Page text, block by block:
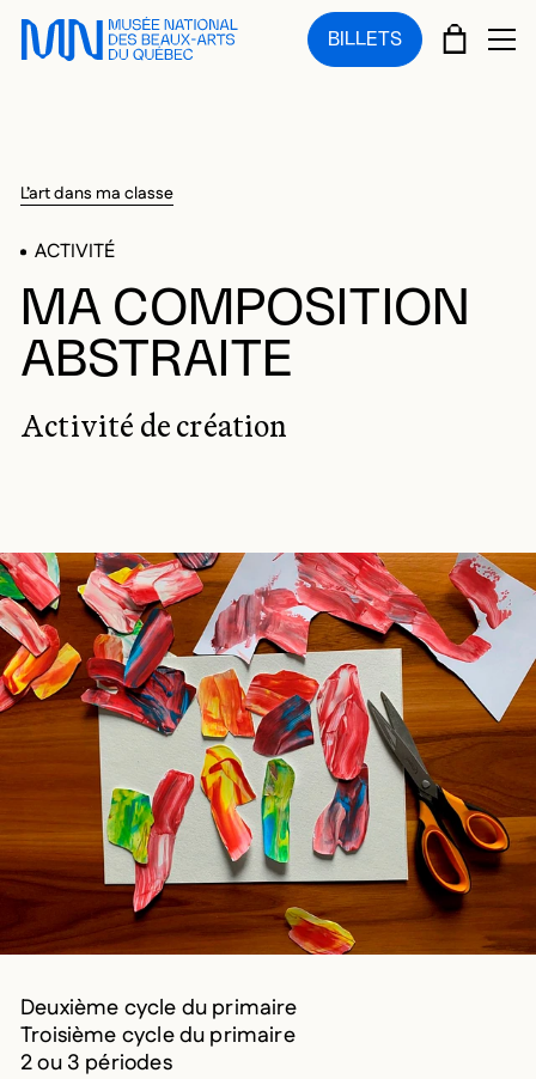
Sauter au menu principal
Sauter au contenu principal
Sauter au pied de page
BILLETS PANIER
L’art dans ma classe
ACTIVITÉ
MA COMPOSITION
ABSTRAITE
Activité de création
Deuxième cycle du primaire
Troisième cycle du primaire
2 ou 3 périodes